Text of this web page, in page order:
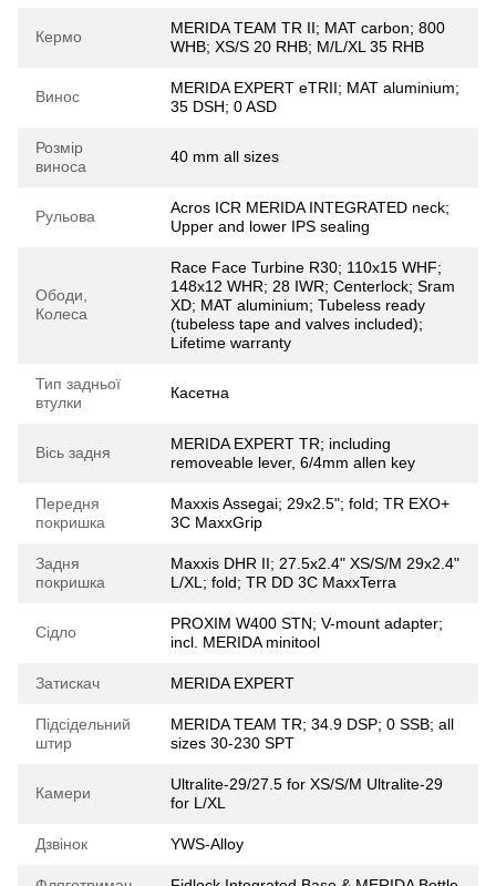
Кермо
MERIDA TEAM TR II; MAT carbon; 800
WHB; XS/S 20 RHB; M/L/XL 35 RHB
Винос
MERIDA EXPERT eTRII; MAT aluminium;
35 DSH; 0 ASD
Розмір
виноса
40 mm all sizes
Рульова
Acros ICR MERIDA INTEGRATED neck;
Upper and lower IPS sealing
Ободи,
Колеса
Race Face Turbine R30; 110x15 WHF;
148x12 WHR; 28 IWR; Centerlock; Sram
XD; MAT aluminium; Tubeless ready
(tubeless tape and valves included);
Lifetime warranty
Тип задньої
втулки
Касетна
Вісь задня
MERIDA EXPERT TR; including
removeable lever, 6/4mm allen key
Передня
покришка
Maxxis Assegai; 29x2.5"; fold; TR EXO+
3C MaxxGrip
Задня
покришка
Maxxis DHR II; 27.5x2.4" XS/S/M 29x2.4"
L/XL; fold; TR DD 3C MaxxTerra
Сідло
PROXIM W400 STN; V-mount adapter;
incl. MERIDA minitool
Затискач MERIDA EXPERT
Підсідельний
штир
MERIDA TEAM TR; 34.9 DSP; 0 SSB; all
sizes 30-230 SPT
Камери
Ultralite-29/27.5 for XS/S/M Ultralite-29
for L/XL
Дзвінок YWS-Alloy